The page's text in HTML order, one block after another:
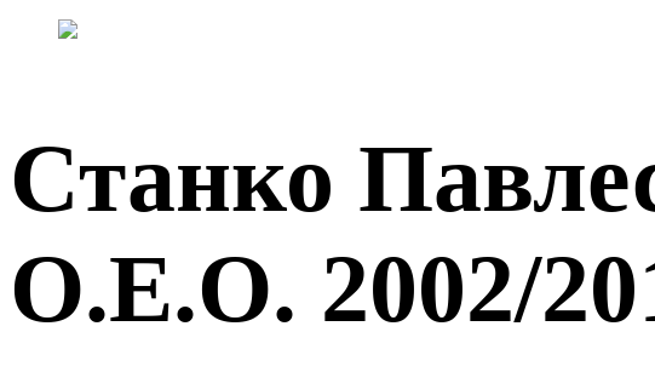
Станко
О.Е.О. 2002/